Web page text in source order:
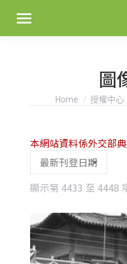
圖
You are here:
Home 授權中心
顯示第 4433 至 4448
本網站資料係外交部